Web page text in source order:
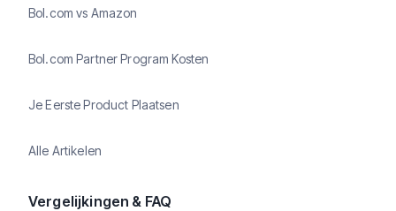
Bol.com vs Amazon
Bol.com Partner Program Kosten
Je Eerste Product Plaatsen
Alle Artikelen
Vergelijkingen & FAQ